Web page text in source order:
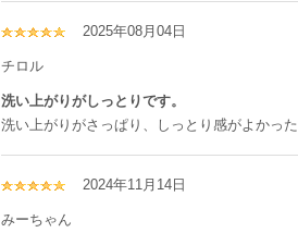
2025年08月04日
チロル
洗い上がりがしっとりです。
洗い上がりがさっぱり、しっとり感がよかっ
2024年11月14日
みーちゃん